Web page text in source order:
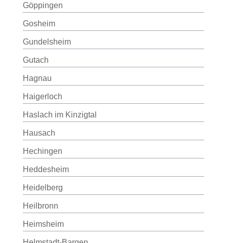
Göppingen
Gosheim
Gundelsheim
Gutach
Hagnau
Haigerloch
Haslach im Kinzigtal
Hausach
Hechingen
Heddesheim
Heidelberg
Heilbronn
Heimsheim